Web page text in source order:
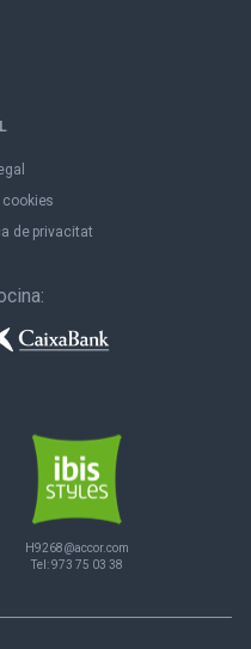
cookies
de privacitat
H9268@accor.com
Tel:973 75 03 38